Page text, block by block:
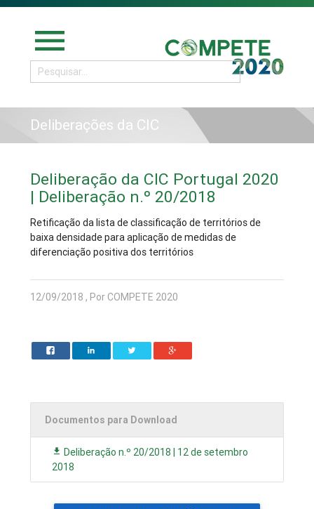
menu
Deliberações da CIC
Deliberação da CIC Portugal 2020
| Deliberação n.º 20/2018
Retificação da lista de classificação de territórios de
baixa densidade para aplicação de medidas de
diferenciação positiva dos territórios
12/09/2018 , Por COMPETE 2020
Documentos para Download
Deliberação n.º 20/2018 | 12 de setembro
2018